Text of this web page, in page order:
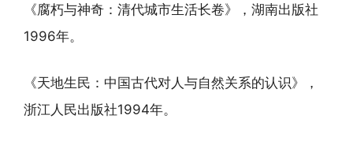
《腐朽与神奇：清代城市生活长卷》，湖南出版社
1996年。
《天地生民：中国古代对人与自然关系的认识》，
浙江人民出版社1994年。